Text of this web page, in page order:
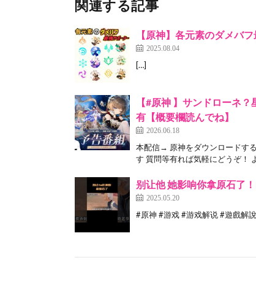
関連する記事
【原神】各元素のダメバ
2025.08.04
[…]
【#原神 】サンドローネ
有【概要欄読んでね】
2026.06.18
本配信→ 原神をダウンロードす
す 質問等有れば気軽にどうぞ！
别让他 她影响你拿原石了
2025.05.20
#原神 #游戏 #游戏解说 #遊戲解